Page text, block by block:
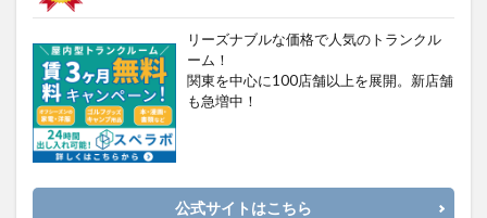
リーズナブルな価格で人気のトランクル
ーム！
関東を中心に100店舗以上を展開。新店舗
も急増中！
公式サイトはこちら